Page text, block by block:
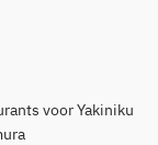
voor Yakiniku